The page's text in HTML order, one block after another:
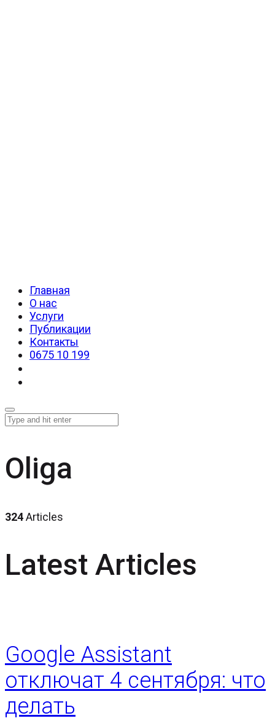
Главная
О нас
Услуги
Публикации
Контакты
0675 10 199
Oliga
324Articles
Latest Articles
Google Assistant
отключат 4 сентября: что
делать